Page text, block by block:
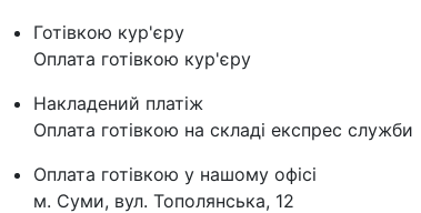
Готівкою кур'єру
Оплата готівкою кур'єру
Накладений платіж
Оплата готівкою на складі експрес служби
Оплата готівкою у нашому офісі
м. Суми, вул. Тополянська, 12